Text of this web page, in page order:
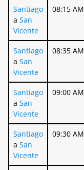
Santiago
a San
Vicente
08:15 AM
Santiago
a San
Vicente
08:35 AM
Santiago
a San
Vicente
09:00 AM
Santiago
a San
Vicente
09:30 AM